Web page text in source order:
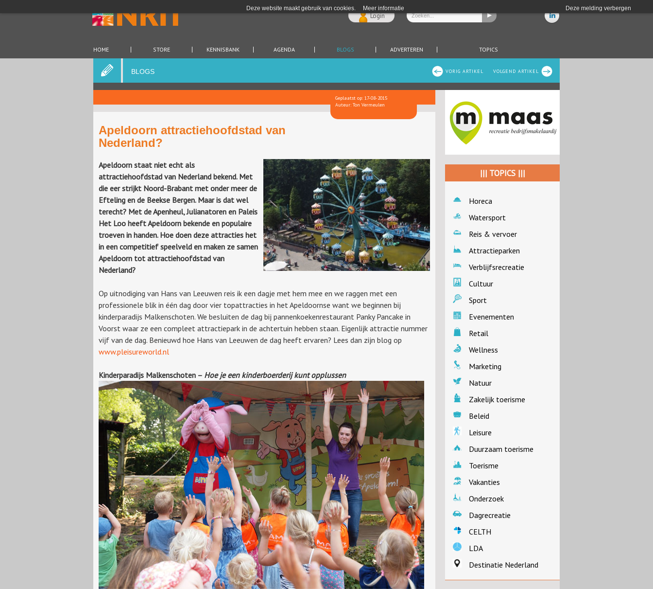
Deze website maakt gebruik van cookies. Meer informatie Deze melding verbergen
Login
HOME STORE KENNISBANK AGENDA BLOGS ADVERTEREN TOPICS
VOLGEND ARTIKEL
VORIG ARTIKEL
BLOGS
Geplaatst op: 17-08-2015
Auteur: Ton Vermeulen
Apeldoorn attractiehoofdstad van
Nederland?
Apeldoorn staat niet echt als
attractiehoofdstad van Nederland bekend. Met
die eer strijkt Noord-Brabant met onder meer de
Efteling en de Beekse Bergen. Maar is dat wel
terecht? Met de Apenheul, Julianatoren en Paleis
Het Loo heeft Apeldoorn bekende en populaire
troeven in handen. Hoe doen deze attracties het
in een competitief speelveld en maken ze samen
Apeldoorn tot attractiehoofdstad van
Nederland?
Op uitnodiging van Hans van Leeuwen reis ik een dagje met hem mee en we raggen met een
professionele blik in één dag door vier topattracties in het Apeldoornse want we beginnen bij
kinderparadijs Malkenschoten. We besluiten de dag bij pannenkoekenrestaurant Panky Pancake in
Voorst waar ze een compleet attractiepark in de achtertuin hebben staan. Eigenlijk attractie nummer
vijf van de dag. Benieuwd hoe Hans van Leeuwen de dag heeft ervaren? Lees dan zijn blog op
www.pleisureworld.nl
Kinderparadijs Malkenschoten – Hoe je een kinderboerderij kunt opplussen
||| TOPICS |||
Horeca
Watersport
Reis & vervoer
Attractieparken
Verblijfsrecreatie
Cultuur
Sport
Evenementen
Retail
Wellness
Marketing
Natuur
Zakelijk toerisme
Beleid
Leisure
Duurzaam toerisme
Toerisme
Vakanties
Onderzoek
Dagrecreatie
CELTH
LDA
Destinatie Nederland